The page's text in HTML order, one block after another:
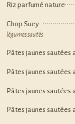
Riz parfumé nature
Chop Suey
légumes sautés
Pâtes jaunes sautées
Pâtes jaunes
Pâtes jaunes sautées
Pâtes jaunes sautées